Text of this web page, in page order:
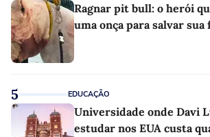
Ragnar pit bull: o herói
uma onça para salvar sua
5 EDUCAÇÃO
Universidade onde Davi
estudar nos EUA custa